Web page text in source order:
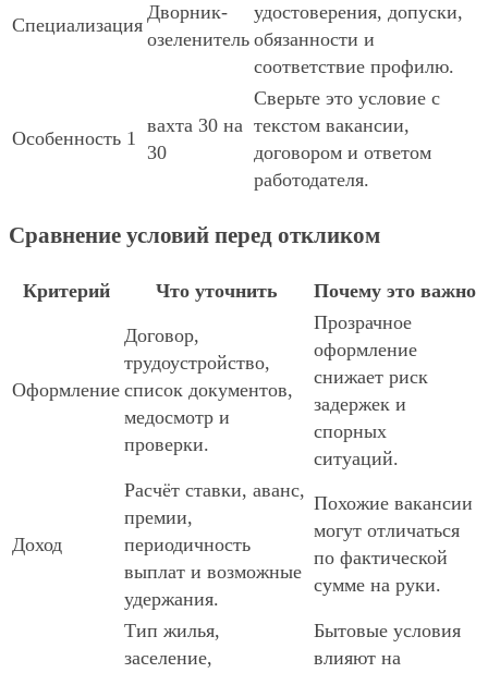
Специализация
Дворник-
озеленитель
удостоверения, допуски,
обязанности и
соответствие профилю.
Особенность 1
вахта 30 на
30
Сверьте это условие с
текстом вакансии,
договором и ответом
работодателя.
Сравнение условий перед откликом
Критерий Что уточнить Почему это важно
Оформление
Договор,
трудоустройство,
список документов,
медосмотр и
проверки.
Прозрачное
оформление
снижает риск
задержек и
спорных
ситуаций.
Доход
Расчёт ставки, аванс,
премии,
периодичность
выплат и возможные
удержания.
Похожие вакансии
могут отличаться
по фактической
сумме на руки.
Тип жилья,
заселение,
Бытовые условия
влияют на